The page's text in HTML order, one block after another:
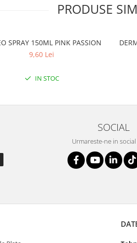
PRODUSE
SPRAY 150ML PINK PASSION
9,60 Lei
IN STOC
SOCIAL
Urmareste-ne in